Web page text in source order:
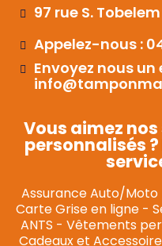
97 rue S.
Appelez-nous : 04
Envoyez nous
Vous aimez
personnalisés
Assurance Auto/Moto
Carte Grise en ligne-
ANTS - Vêtements
Cadeaux et